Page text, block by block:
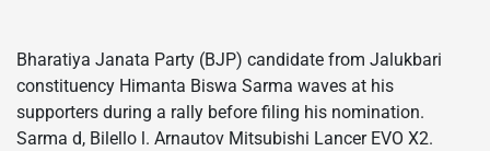
Bharatiya Janata Party (BJP) candidate from Jalukbari
constituency Himanta Biswa Sarma waves at his
supporters during a rally before filing his nomination.
Sarma d, Bilello l. Arnautov Mitsubishi Lancer EVO X2.